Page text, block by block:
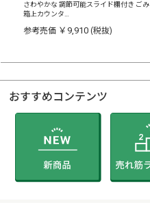
さわやかな 調節可能スライド棚付き ごみ
箱上カウンタ…
参考売価 ￥9,910 (税抜)
おすすめコンテンツ